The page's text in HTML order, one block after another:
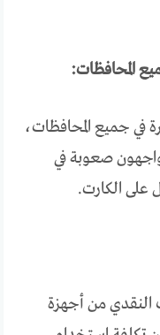
المحافظات:
في جميع المحافظات،
صعوبة في
على الكارت.
من أجهزة